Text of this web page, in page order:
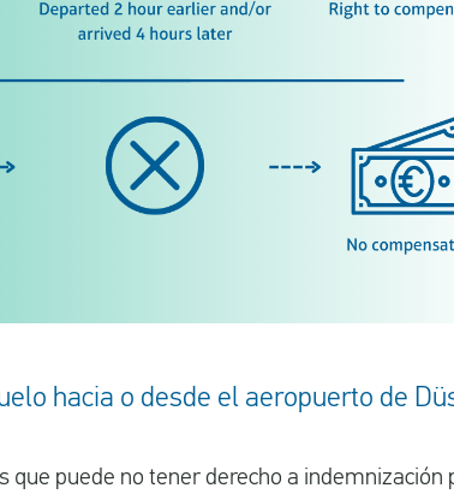
hacia o desde el aeropuerto de
que puede no tener derecho a